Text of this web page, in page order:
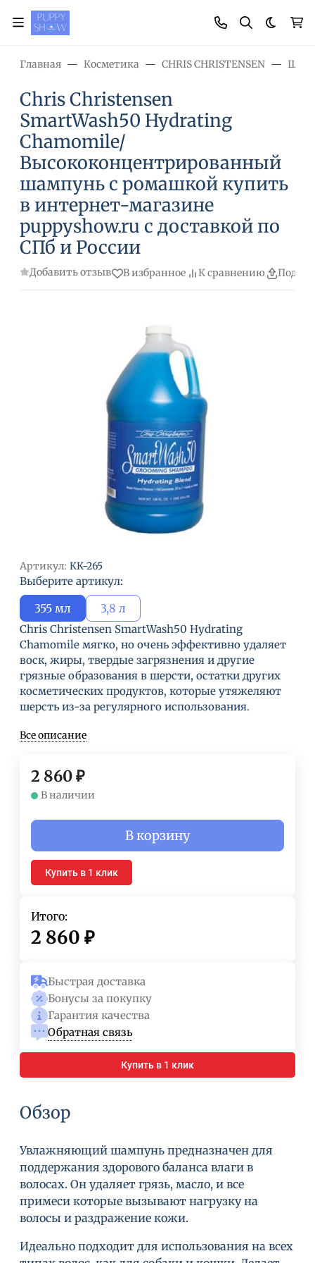
Главная Косметика CHRIS CHRISTENSEN
Chris Christensen
SmartWash50 Hydrating
Chamomile/
Высококонцентрированный
шампунь с ромашкой купить
в интернет-магазине
puppyshow.ru с доставкой по
СПб и России
Добавить отзыв В избранное К сравнению
Артикул: КК-265
Выберите артикул:
355 мл 3,8 л
Chris Christensen SmartWash50 Hydrating
Chamomile мягко, но очень эффективно удаляет
воск, жиры, твердые загрязнения и другие
грязные образования в шерсти, остатки других
косметических продуктов, которые утяжеляют
шерсть из-за регулярного использования.
Все описание
2 860₽
В наличии
В корзину
Купить в 1 клик
Итого:
2 860 ₽
Быстрая доставка
Бонусы за покупку
Гарантия качества
Обратная связь
Купить в 1 клик
Обзор
Увлажняющий шампунь предназначен для
поддержания здорового баланса влаги в
волосах. Он удаляет грязь, масло, и все
примеси которые вызывают нагрузку на
волосы и раздражение кожи.
Идеально подходит для использования на всех